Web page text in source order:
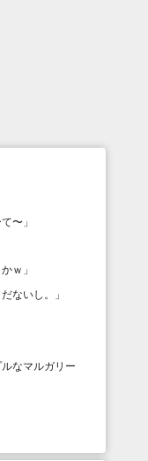
〜 」
ｗ 」
ないし。
」
なマルガリー